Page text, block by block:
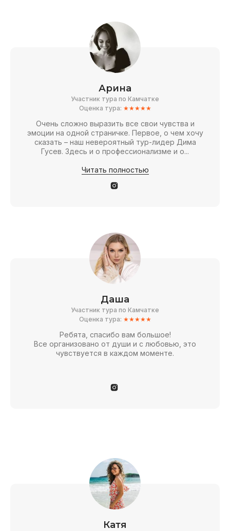
Арина
Участник тура по Камчатке
Оценка тура: ★★★★★
Очень сложно выразить все свои чувства и
эмоции на одной страничке. Первое, о чем хочу
сказать – наш невероятный тур-лидер Дима
Гусев. Здесь и о профессионализме и о...
Читать полностью
Даша
Участник тура по Камчатке
Оценка тура: ★★★★★
Ребята, спасибо вам большое!
Все организовано от души и с любовью, это
чувствуется в каждом моменте.
Катя